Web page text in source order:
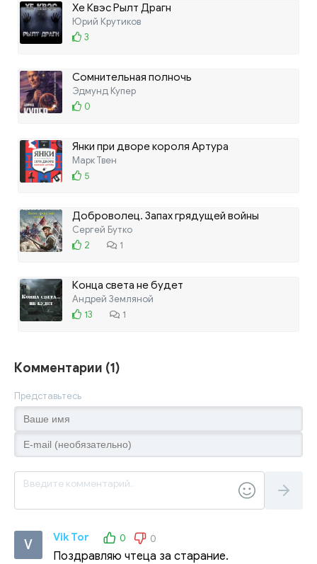
Хе Квэс Рылт Драгн
Юрий Крутиков
3
Сомнительная полночь
Эдмунд Купер
0
Янки при дворе короля Артура
Марк Твен
5
Доброволец. Запах грядущей войны
Сергей Бутко
2
1
Конца света не будет
Андрей Земляной
13
1
Комментарии (1)
Представьтесь
V Vik Tor 0 0
Поздравляю чтеца за старание.